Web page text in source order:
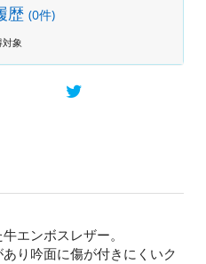
歴 (0件)
象
エンボスレザー。
り吟面に傷が付きにくいク